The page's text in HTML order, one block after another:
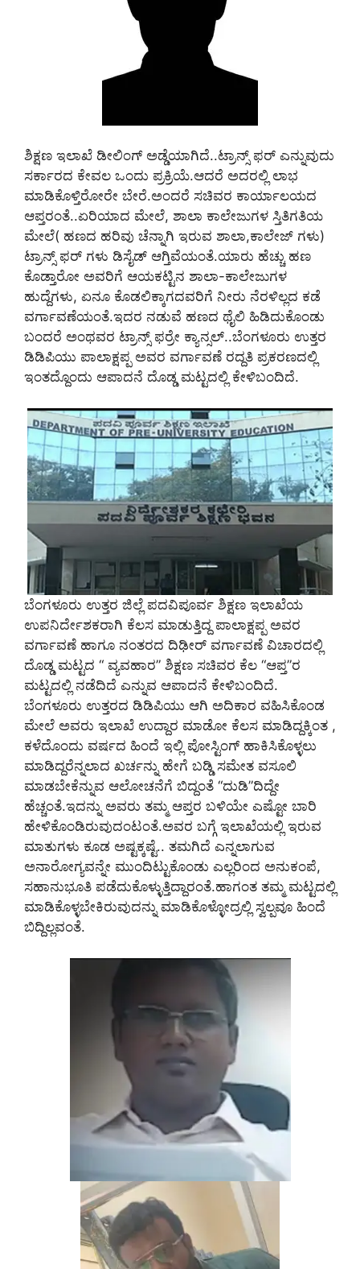
ಶಿಕ್ಷಣ ಇಲಾಖೆ ಡೀಲಿಂಗ್‌ ಅಡ್ಡೆಯಾಗಿದೆ..ಟ್ರಾನ್ಸ್‌ ಫರ್‌ ಎನ್ನುವುದು
ಸರ್ಕಾರದ ಕೇವಲ ಒಂದು ಪ್ರಕ್ರಿಯೆ.ಆದರೆ ಅದರಲ್ಲಿ ಲಾಭ
ಮಾಡಿಕೊಳ್ತಿರೋರೇ ಬೇರೆ.ಅಂದರೆ ಸಚಿವರ ಕಾರ್ಯಾಲಯದ
ಆಪ್ತರಂತೆ..ಏರಿಯಾದ ಮೇಲೆ, ಶಾಲಾ ಕಾಲೇಜುಗಳ ಸ್ತಿತಿಗತಿಯ
ಮೇಲೆ( ಹಣದ ಹರಿವು ಚೆನ್ನಾಗಿ ಇರುವ ಶಾಲಾ,ಕಾಲೇಜ್‌ ಗಳು)
ಟ್ರಾನ್ಸ್‌ ಫರ್‌ ಗಳು ಡಿಸೈಡ್‌ ಆಗ್ತಿವೆಯಂತೆ.ಯಾರು ಹೆಚ್ಚು ಹಣ
ಕೊಡ್ತಾರೋ ಅವರಿಗೆ ಆಯಕಟ್ಟಿನ ಶಾಲಾ-ಕಾಲೇಜುಗಳ
ಹುದ್ದೆಗಳು, ಏನೂ ಕೊಡಲಿಕ್ಕಾಗದವರಿಗೆ ನೀರು ನೆರಳಿಲ್ಲದ ಕಡೆ
ವರ್ಗಾವಣೆಯಂತೆ.ಇದರ ನಡುವೆ ಹಣದ ಥೈಲಿ ಹಿಡಿದುಕೊಂಡು
ಬಂದರೆ ಅಂಥವರ ಟ್ರಾನ್ಸ್‌ ಫರ್ರೇ ಕ್ಯಾನ್ಸಲ್..ಬೆಂಗಳೂರು ಉತ್ತರ
ಡಿಡಿಪಿಯು ಪಾಲಾಕ್ಷಪ್ಪ ಅವರ ವರ್ಗಾವಣೆ ರದ್ದತಿ ಪ್ರಕರಣದಲ್ಲಿ
ಇಂತದ್ದೊಂದು ಆಪಾದನೆ ದೊಡ್ಡ ಮಟ್ಟದಲ್ಲಿ ಕೇಳಿಬಂದಿದೆ.
ಬೆಂಗಳೂರು ಉತ್ತರ ಜಿಲ್ಲೆ ಪದವಿಪೂರ್ವ ಶಿಕ್ಷಣ ಇಲಾಖೆಯ
ಉಪನಿರ್ದೇಶಕರಾಗಿ ಕೆಲಸ ಮಾಡುತ್ತಿದ್ದ ಪಾಲಾಕ್ಷಪ್ಪ ಅವರ
ವರ್ಗಾವಣೆ ಹಾಗೂ ನಂತರದ ದಿಢೀರ್‌ ವರ್ಗಾವಣೆ ವಿಚಾರದಲ್ಲಿ
ದೊಡ್ಡ ಮಟ್ಟದ “ ವ್ಯವಹಾರ” ಶಿಕ್ಷಣ ಸಚಿವರ ಕೆಲ “ಆಪ್ತ”ರ
ಮಟ್ಟದಲ್ಲಿ ನಡೆದಿದೆ ಎನ್ನುವ ಆಪಾದನೆ ಕೇಳಿಬಂದಿದೆ.
ಬೆಂಗಳೂರು ಉತ್ತರದ ಡಿಡಿಪಿಯು ಆಗಿ ಅದಿಕಾರ ವಹಿಸಿಕೊಂಡ
ಮೇಲೆ ಅವರು ಇಲಾಖೆ ಉದ್ದಾರ ಮಾಡೋ ಕೆಲಸ ಮಾಡಿದ್ದಕ್ಕಿಂತ ,
ಕಳೆದೊಂದು ವರ್ಷದ ಹಿಂದೆ ಇಲ್ಲಿ ಪೋಸ್ಟಿಂಗ್‌ ಹಾಕಿಸಿಕೊಳ್ಳಲು
ಮಾಡಿದ್ದರೆನ್ನಲಾದ ಖರ್ಚನ್ನು ಹೇಗೆ ಬಡ್ಡಿ ಸಮೇತ ವಸೂಲಿ
ಮಾಡಬೇಕೆನ್ನುವ ಆಲೋಚನೆಗೆ ಬಿದ್ದಂತೆ “ದುಡಿ”ದಿದ್ದೇ
ಹೆಚ್ಚಂತೆ.ಇದನ್ನು ಅವರು ತಮ್ಮ ಆಪ್ತರ ಬಳಿಯೇ ಎಷ್ಟೋ ಬಾರಿ
ಹೇಳಿಕೊಂಡಿರುವುದಂಟಂತೆ.ಅವರ ಬಗ್ಗೆ ಇಲಾಖೆಯಲ್ಲಿ ಇರುವ
ಮಾತುಗಳು ಕೂಡ ಅಷ್ಟಕ್ಕಷ್ಟೆ.. ತಮಗಿದೆ ಎನ್ನಲಾಗುವ
ಅನಾರೋಗ್ಯವನ್ನೇ ಮುಂದಿಟ್ಟುಕೊಂಡು ಎಲ್ಲರಿಂದ ಅನುಕಂಪೆ,
ಸಹಾನುಭೂತಿ ಪಡೆದುಕೊಳ್ಳುತ್ತಿದ್ದಾರಂತೆ.ಹಾಗಂತ ತಮ್ಮ ಮಟ್ಟದಲ್ಲಿ
ಮಾಡಿಕೊಳ್ಳಬೇಕಿರುವುದನ್ನು ಮಾಡಿಕೊಳ್ಳೋದ್ರಲ್ಲಿ ಸ್ವಲ್ಪವೂ ಹಿಂದೆ
ಬಿದ್ದಿಲ್ಲವಂತೆ.